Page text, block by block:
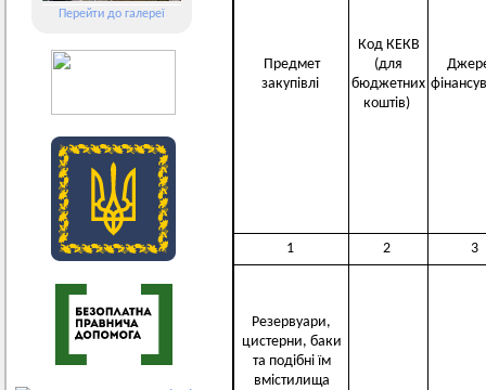
Перейти до галереї
Предмет
закупівлі
Код КЕКВ
(для
бюджетних
коштів)
1 2 3
Резервуари,
цистерни, баки
та подібні їм
вмістилища